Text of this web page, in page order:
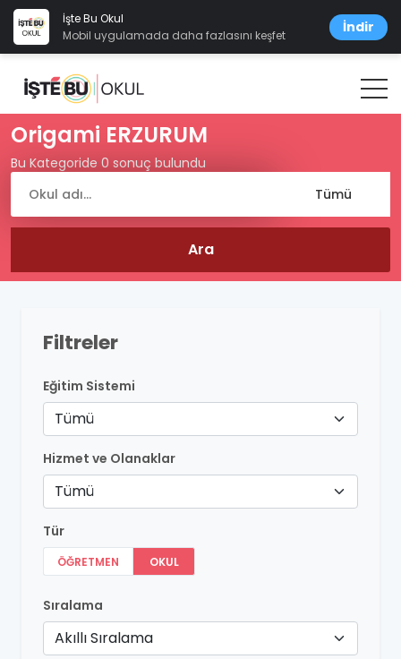
İşte Bu Okul
Mobil uygulamada daha fazlasını keşfet
İndir
Origami ERZURUM
Bu Kategoride 0 sonuç bulundu
Filtreler
Eğitim Sistemi
Tümü
Hizmet ve Olanaklar
Tümü
Tür
ÖĞRETMEN OKUL
Sıralama
Akıllı Sıralama